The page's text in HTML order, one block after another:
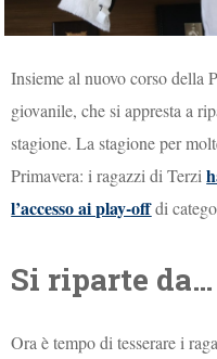
Insieme al nuovo corso della
giovanile, che si appresta a
stagione. La stagione per
Primavera: i ragazzi di Terzi
l’accesso ai play-offdi
Si riparte
Ora è tempo di tesserare i